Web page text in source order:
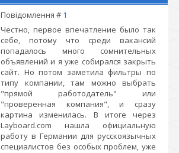
Повідомлення # 1
Честно, первое впечатление было так
себе, потому что среди вакансий
попадалось много сомнительных
объявлений и я уже собирался закрыть
сайт. Но потом заметила фильтры по
типу компании, там можно выбрать
"прямой работодатель" или
"проверенная компания", и сразу
картина изменилась. В итоге через
Layboard.com нашла официальную
работу в Германии для русскоязычных
специалистов без особых проблем, уже